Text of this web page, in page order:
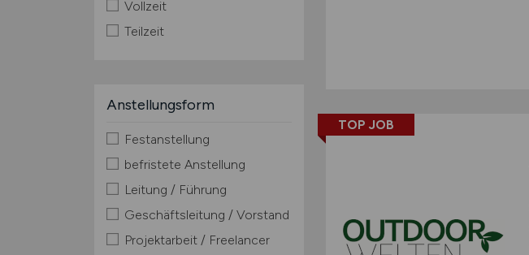
Vollzeit
Teilzeit
Anstellungsform
Festanstellung
befristete Anstellung
Leitung / Führung
Geschäftsleitung / Vorstand
Projektarbeit / Freelancer
TOP JOB